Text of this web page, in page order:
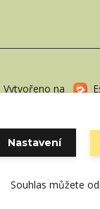
Vytvořeno na
Nastavení
Souhlas můžete